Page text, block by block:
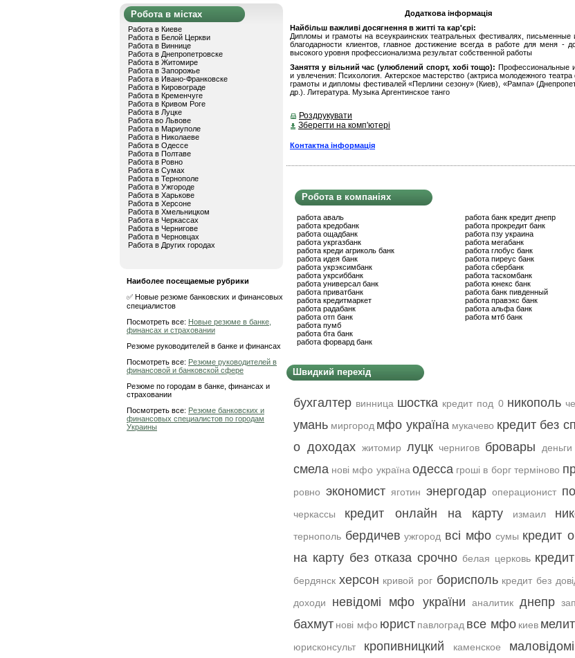
Робота в містах
Работа в Киеве
Работа в Белой Церкви
Работа в Виннице
Работа в Днепропетровске
Работа в Житомире
Работа в Запорожье
Работа в Ивано-Франковске
Работа в Кировограде
Работа в Кременчуге
Работа в Кривом Роге
Работа в Луцке
Работа во Львове
Работа в Мариуполе
Работа в Николаеве
Работа в Одессе
Работа в Полтаве
Работа в Ровно
Работа в Сумах
Работа в Тернополе
Работа в Ужгороде
Работа в Харькове
Работа в Херсоне
Работа в Хмельницком
Работа в Черкассах
Работа в Чернигове
Работа в Черновцах
Работа в Других городах
Наиболее посещаемые рубрики
✅ Новые резюме банковских и финансовых
специалистов
Посмотреть все: Новые резюме в банке,
финансах и страховании
Резюме руководителей в банке и финансах
Посмотреть все: Резюме руководителей в
финансовой и банковской сфере
Резюме по городам в банке, финансах и
страховании
Посмотреть все: Резюме банковских и
финансовых специалистов по городам
Украины
Додаткова інформація
Найбільш важливі досягнення в житті та кар'єрі:
Дипломы и грамоты на всеукраинских театральных фестивалях, письменные
благодарности клиентов, главное достижение всегда в работе для меня -
высокого уровня профессионализма результат собственной работы
Заняття у вільний час (улюблений спорт, хобі тощо): Профессиональные
и увлечения: Психология. Актерское мастерство (актриса молодежного театра
грамоты и дипломы фестивалей «Перлини сезону» (Киев), «Рампа»
др.). Литература. Музыка Аргентинское танго
Роздрукувати
Зберегти на комп'ютері
Контактна інформація
Робота в компаніях
работа аваль
работа кредобанк
работа ощадбанк
работа укргазбанк
работа креди агриколь банк
работа идея банк
работа укрэксимбанк
работа укрсиббанк
работа универсал банк
работа приватбанк
работа кредитмаркет
работа радабанк
работа отп банк
работа пумб
работа бта банк
работа форвард банк
работа банк кредит днепр
работа прокредит банк
работа пзу украина
работа мегабанк
работа глобус банк
работа пиреус банк
работа сбербанк
работа таскомбанк
работа юнекс банк
работа банк пивденный
работа правэкс банк
работа альфа банк
работа мтб банк
Швидкий перехід
бухгалтер винница шостка кредит под 0 никополь
умань миргород мфо україна мукачево кредит без
о доходах житомир луцк чернигов бровары
смела нові мфо україна одесса гроші в борг терміново
ровно экономист яготин энергодар операционист
черкассы кредит онлайн на карту измаил
тернополь бердичев ужгород всі мфо сумы кредит
на карту без отказа срочно белая церковь
бердянск херсон кривой рог борисполь кредит без
доходи
невідомі мфо україни аналитик днепр
бахмут нові мфо юрист павлоград все мфо киев
юрисконсульт кропивницкий каменское